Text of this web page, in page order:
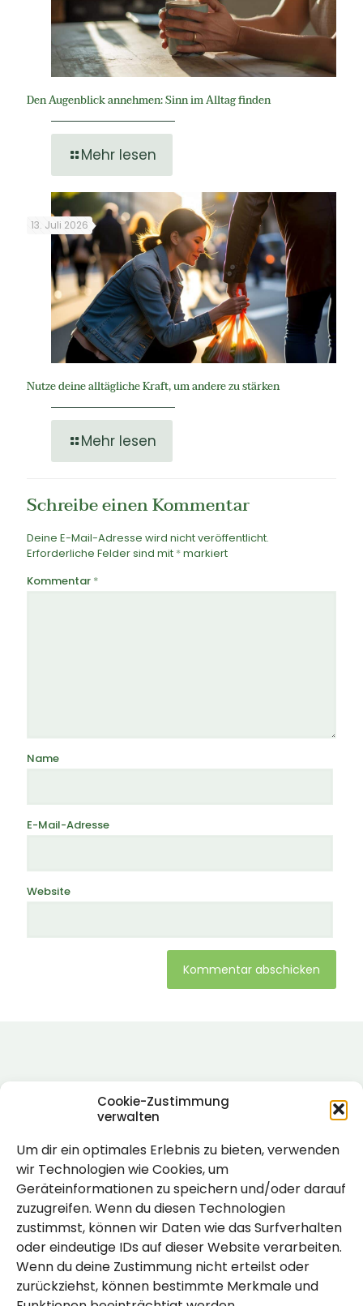
Cookie-Zustimmung
verwalten
Um dir ein optimales Erlebnis zu bieten, verwenden
wir Technologien wie Cookies, um
Geräteinformationen zu speichern und/oder darauf
zuzugreifen. Wenn du diesen Technologien
zustimmst, können wir Daten wie das Surfverhalten
oder eindeutige IDs auf dieser Website verarbeiten.
Wenn du deine Zustimmung nicht erteilst oder
zurückziehst, können bestimmte Merkmale und
Den Augenblick annehmen: Sinn im Alltag finden
Mehr lesen
13. Juli 2026
Nutze deine alltägliche Kraft, um andere zu stärken
Mehr lesen
Schreibe einen Kommentar
Deine E-Mail-Adresse wird nicht veröffentlicht.
Erforderliche Felder sind mit *markiert
Kommentar *
Name
E-Mail-Adresse
Website
Rechtlich
Impressum
Datenschutzerklärung
Cookie-Richtlinie (EU)